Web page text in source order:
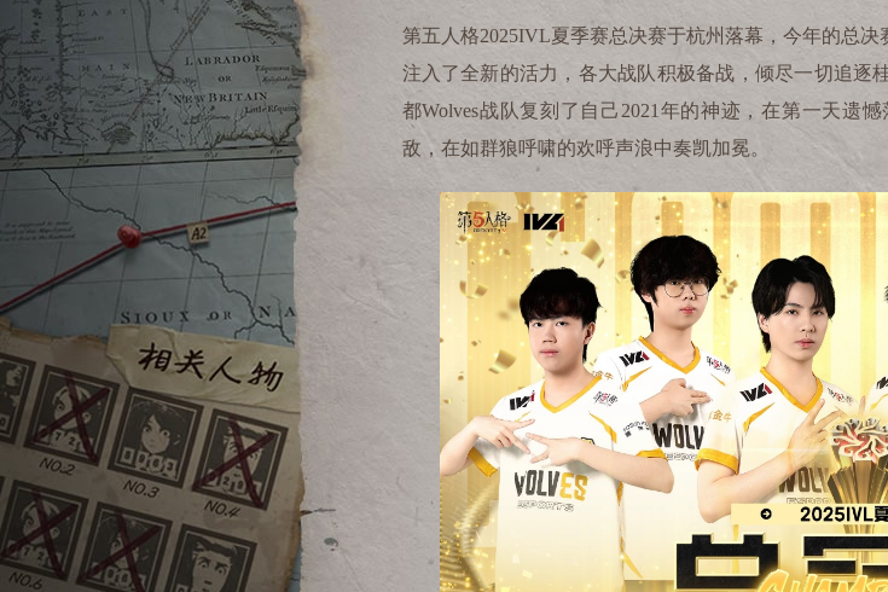
第五人格2025IVL夏季赛总决赛于杭州落幕，今年的总
注入了全新的活力，各大战队积极备战，倾尽一切追逐
都Wolves战队复刻了自己 2021 年的神迹，在第一天遗
敌，在如群狼呼啸的欢呼声浪中奏凯加冕。